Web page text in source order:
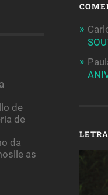
de
de
da
as